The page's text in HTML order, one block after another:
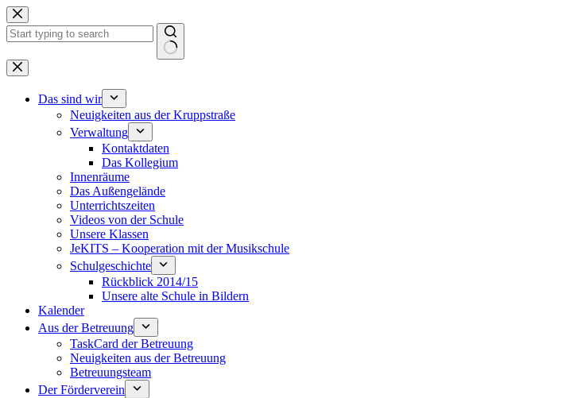
Zum
Inhalt
springen
Keine
Ergebnisse
Das sind wir
Neuigkeiten aus der Kruppstraße
Verwaltung
Kontaktdaten
Das Kollegium
Innenräume
Das Außengelände
Unterrichtszeiten
Videos von der Schule
Unsere Klassen
JeKITS – Kooperation mit der Musikschule
Schulgeschichte
Rückblick 2014/15
Unsere alte Schule in Bildern
Kalender
Aus der Betreuung
TaskCard der Betreuung
Neuigkeiten aus der Betreuung
Betreuungsteam
Der Förderverein